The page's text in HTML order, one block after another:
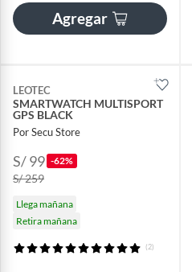
Agregar
LEOTEC
SMARTWATCH MULTISPORT
GPS BLACK
Por Secu Store
S/ 99 -62%
S/ 259
Llega mañana
Retira mañana
(2)